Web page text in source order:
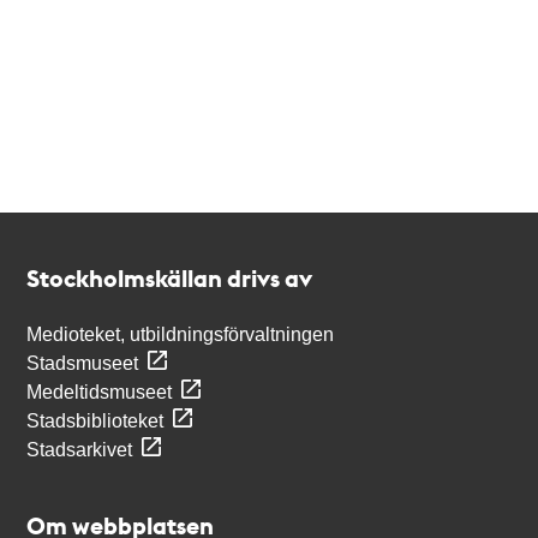
Stockholmskällan drivs av
Medioteket, utbildningsförvaltningen
Stadsmuseet
Medeltidsmuseet
Stadsbiblioteket
Stadsarkivet
Om webbplatsen